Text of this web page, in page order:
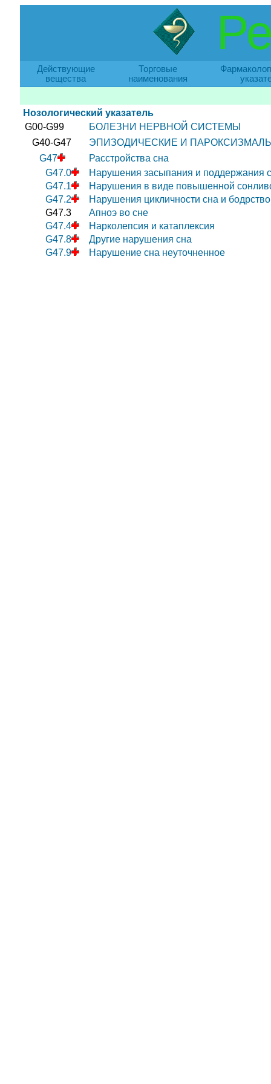
Действующие
вещества
Торговые
наименования
Нозологический указатель
G00-G99
БОЛЕЗНИ НЕРВНОЙ СИСТЕМЫ
G40-G47
ЭПИЗОДИЧЕСКИЕ И
G47
Расстройства сна
G47.0
Нарушения засыпания и поддержания
G47.1
Нарушения в виде повышенной
G47.2
Нарушения цикличности сна и
G47.3
Апноэ во сне
G47.4
Нарколепсия и катаплексия
G47.8
Другие нарушения сна
G47.9
Нарушение сна неуточненное